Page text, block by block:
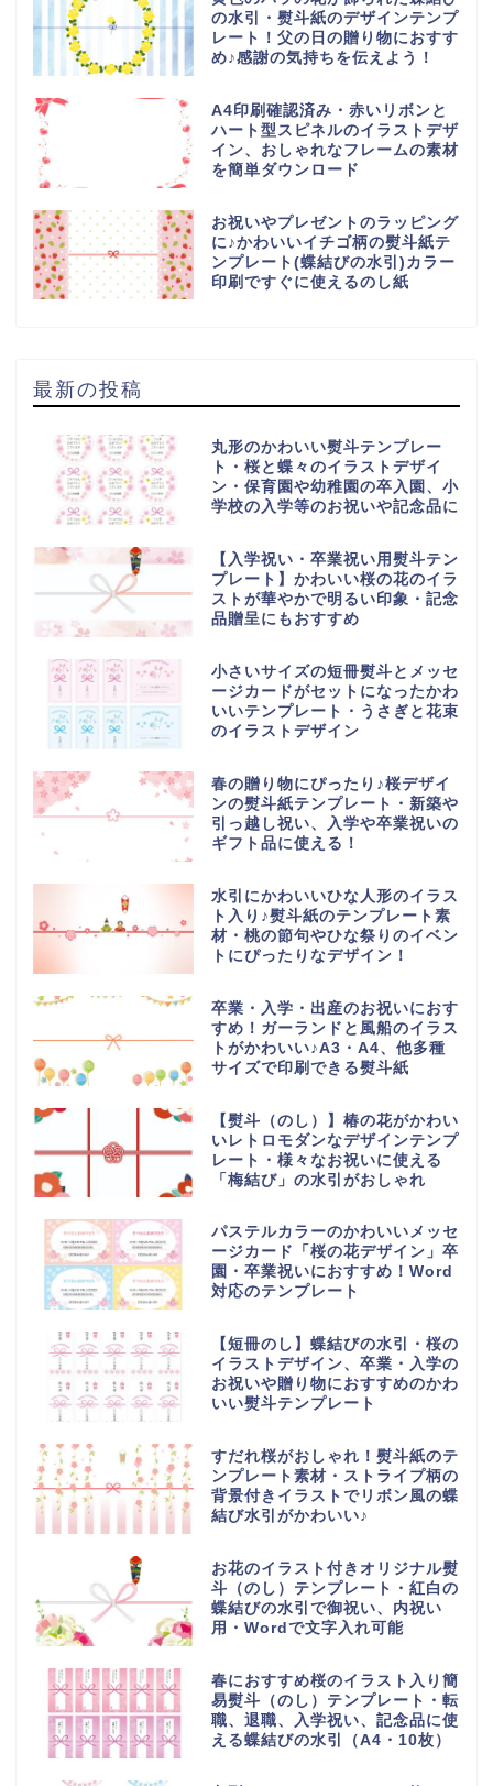
の水引・熨斗紙のデザインテンプ
レート！父の日の贈り物におすす
め♪感謝の気持ちを伝えよう！
A4印刷確認済み・赤いリボンと
ハート型スピネルのイラストデザ
イン、おしゃれなフレームの素材
を簡単ダウンロード
お祝いやプレゼントのラッピング
に♪かわいいイチゴ柄の熨斗紙テ
ンプレート(蝶結びの水引)カラー
印刷ですぐに使えるのし紙
最新の投稿
丸形のかわいい熨斗テンプレー
ト・桜と蝶々のイラストデザイ
ン・保育園や幼稚園の卒入園、小
学校の入学等のお祝いや記念品に
【入学祝い・卒業祝い用熨斗テン
プレート】かわいい桜の花のイラ
ストが華やかで明るい印象・記念
品贈呈にもおすすめ
小さいサイズの短冊熨斗とメッセ
ージカードがセットになったかわ
いいテンプレート・うさぎと花束
のイラストデザイン
春の贈り物にぴったり♪桜デザイ
ンの熨斗紙テンプレート・新築や
引っ越し祝い、入学や卒業祝いの
ギフト品に使える！
水引にかわいいひな人形のイラス
ト入り♪熨斗紙のテンプレート素
材・桃の節句やひな祭りのイベン
トにぴったりなデザイン！
卒業・入学・出産のお祝いにおす
すめ！ガーランドと風船のイラス
トがかわいい♪A3・A4、他多種
サイズで印刷できる熨斗紙
【熨斗（のし）】椿の花がかわい
いレトロモダンなデザインテンプ
レート・様々なお祝いに使える
「梅結び」の水引がおしゃれ
パステルカラーのかわいいメッセ
ージカード「桜の花デザイン」卒
園・卒業祝いにおすすめ！Word
対応のテンプレート
【短冊のし】蝶結びの水引・桜の
イラストデザイン、卒業・入学の
お祝いや贈り物におすすめのかわ
いい熨斗テンプレート
すだれ桜がおしゃれ！熨斗紙のテ
ンプレート素材・ストライプ柄の
背景付きイラストでリボン風の蝶
結び水引がかわいい♪
お花のイラスト付きオリジナル熨
斗（のし）テンプレート・紅白の
蝶結びの水引で御祝い、内祝い
用・Wordで文字入れ可能
春におすすめ桜のイラスト入り簡
易熨斗（のし）テンプレート・転
職、退職、入学祝い、記念品に使
える蝶結びの水引（A4・10枚）